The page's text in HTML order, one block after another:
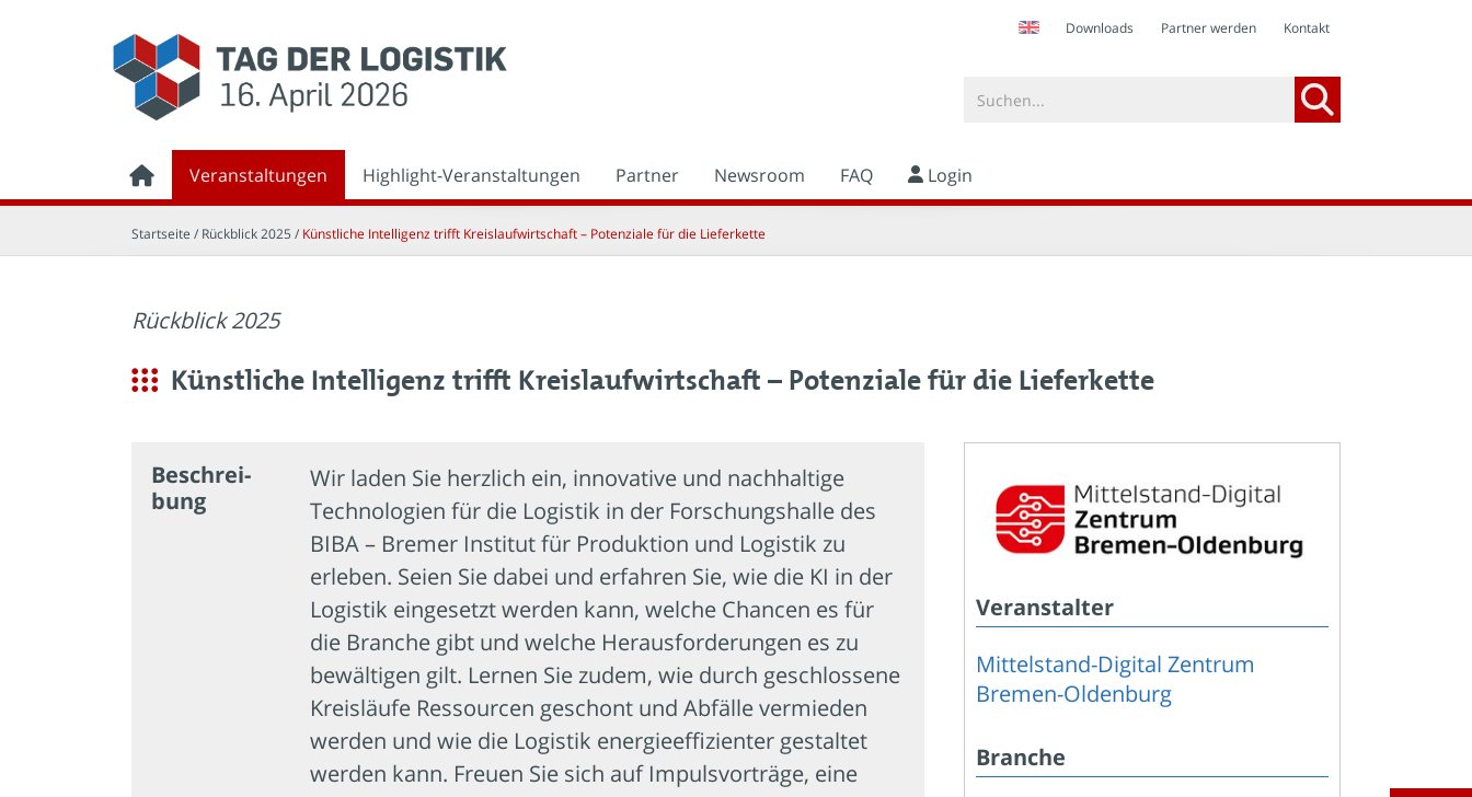
Downloads Partner werden Kontakt
Veranstaltungen Highlight-Veranstaltungen Partner Newsroom FAQ Login
Startseite / Rückblick 2025 / Künstliche Intelligenz trifft Kreislaufwirtschaft – Potenziale für die Lieferkette
Rückblick 2025
Künstliche Intelligenz trifft Kreislaufwirtschaft – Potenziale für die Lieferkette
Beschrei­
bung
Wir laden Sie herzlich ein, innovative und nachhaltige
Technologien für die Logistik in der Forschungshalle des
BIBA – Bremer Institut für Produktion und Logistik zu
erleben. Seien Sie dabei und erfahren Sie, wie die KI in der
Logistik eingesetzt werden kann, welche Chancen es für
die Branche gibt und welche Herausforderungen es zu
bewältigen gilt. Lernen Sie zudem, wie durch geschlossene
Kreisläufe Ressourcen geschont und Abfälle vermieden
werden und wie die Logistik energieeffizienter gestaltet
werden kann. Freuen Sie sich auf Impulsvorträge, eine
Veranstalter
Mittelstand-Digital Zentrum
Bremen-Oldenburg
Branche